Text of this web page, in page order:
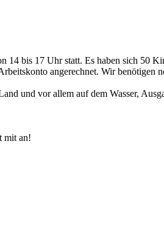
14 bis 17 Uhr statt. Es haben sich 50
angerechnet. Wir
und vor allem auf dem Wasser,
mit an!